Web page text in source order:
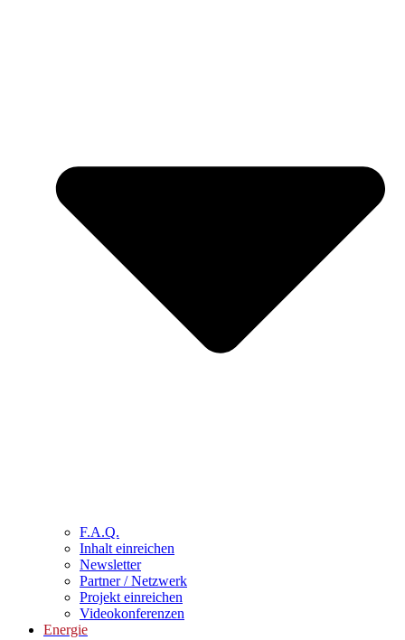
F.A.Q.
Inhalt einreichen
Newsletter
Partner / Netzwerk
Projekt einreichen
Videokonferenzen
Energie